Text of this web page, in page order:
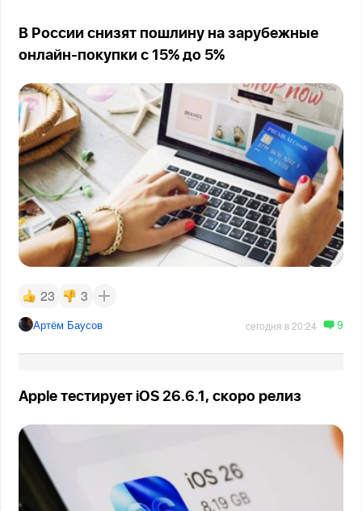
В России снизят пошлину на зарубежные
онлайн-покупки с 15% до 5%
23 3
Артём Баусов сегодня в 20:24 9
Apple тестирует iOS 26.6.1, скоро релиз